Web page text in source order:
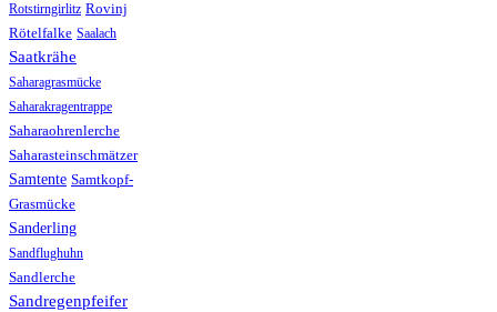
Rotstirngirlitz Rovinj
Rötelfalke Saalach
Saatkrähe
Saharagrasmücke
Saharakragentrappe
Saharaohrenlerche
Saharasteinschmätzer
Samtente Samtkopf-
Grasmücke
Sanderling
Sandflughuhn
Sandlerche
Sandregenpfeifer